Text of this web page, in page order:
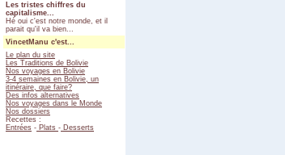
Les tristes chiffres du
capitalisme...
Hé oui c'est notre monde, et il
parait qu'il va bien...
VincetManu c'est...
Le plan du site
Les Traditions de Bolivie
Nos voyages en Bolivie
3-4 semaines en Bolivie, un
itinéraire, que faire?
Des infos alternatives
Nos voyages dans le Monde
Nos dossiers
Recettes :
Entrées - Plats - Desserts